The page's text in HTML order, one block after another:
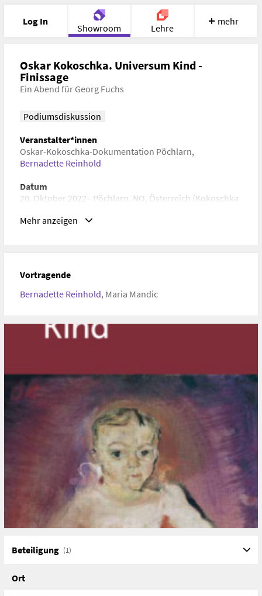
Log In
Showroom Lehre
Portfolio Image Cloud
Meet
mehr
Oskar Kokoschka. Universum Kind -
Finissage
Ein Abend für Georg Fuchs
Podiumsdiskussion
Veranstalter*innen
Oskar-Kokoschka-Dokumentation Pöchlarn,
Bernadette Reinhold
Datum
20. Oktober 2022– Pöchlarn, NO, Österreich (Kokoschka
https://www.oskarkokoschka.at/veranstaltungen.php
Mehr anzeigen
Vortragende
Bernadette Reinhold, Maria Mandic
Beteiligung (1)
Ort